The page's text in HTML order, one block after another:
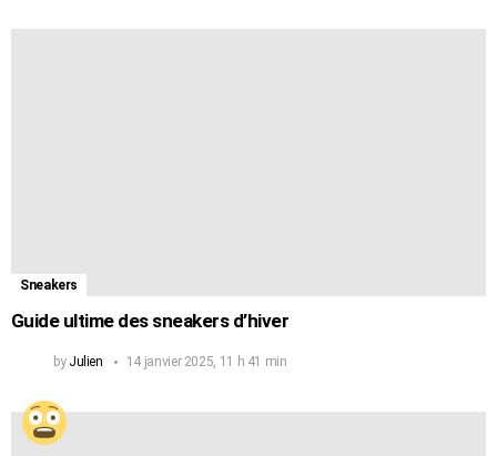
Sneakers
Guide ultime des sneakers d’hiver
by Julien 14 janvier 2025, 11 h 41 min